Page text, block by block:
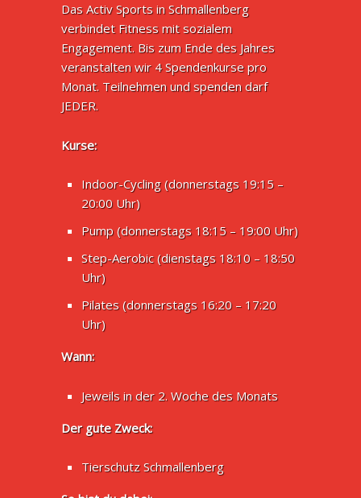
Das Activ Sports in Schmallenberg
verbindet Fitness mit sozialem
Engagement. Bis zum Ende des Jahres
veranstalten wir 4 Spendenkurse pro
Monat. Teilnehmen und spenden darf
JEDER.
Kurse:
Indoor-Cycling (donnerstags 19:15 –
20:00 Uhr)
Pump (donnerstags 18:15 – 19:00 Uhr)
Step-Aerobic (dienstags 18:10 – 18:50
Uhr)
Pilates (donnerstags 16:20 – 17:20
Uhr)
Wann:
Jeweils in der 2. Woche des Monats
Der gute Zweck:
Tierschutz Schmallenberg